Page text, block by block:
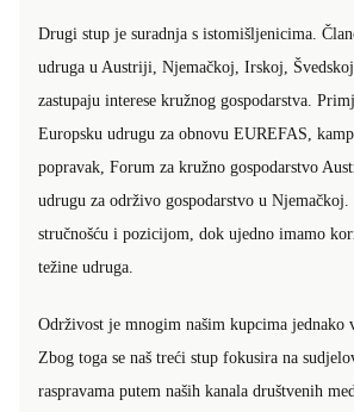
Drugi stup je suradnja s istomišljenicima.
udruga u Austriji, Njemačkoj, Irskoj,
zastupaju interese kružnog gospodarstva.
Europsku udrugu za obnovu EUREFAS,
popravak, Forum za kružno gospodarstvo
udrugu za održivo gospodarstvo u
stručnošću i pozicijom, dok ujedno imamo
težine udruga.
Održivost je mnogim našim kupcima jednako
Zbog toga se naš treći stup fokusira na
raspravama putem naših kanala društvenih